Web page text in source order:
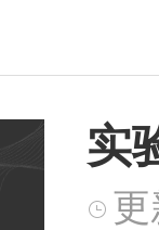
实